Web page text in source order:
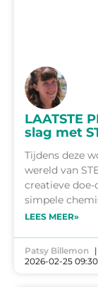
LAATSTE
slag met
Tijdens deze
wereld van
creatieve doe-
simpele
LEES MEER»
Patsy Billemon
2026-02-25 09:30